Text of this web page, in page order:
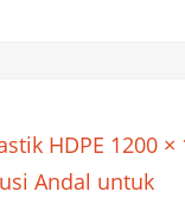
HDPE 1200 ×
Andal untuk